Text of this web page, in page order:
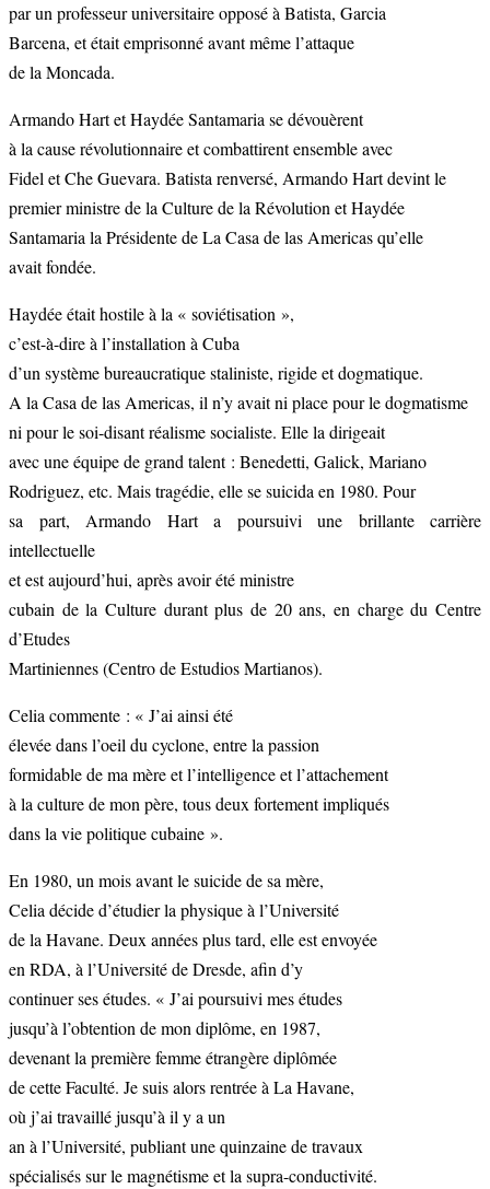
par un professeur universitaire opposé à Batista, Garcia
Barcena, et était emprisonné avant même l’attaque
de la Moncada.
Armando Hart et Haydée Santamaria se dévouèrent
à la cause révolutionnaire et combattirent ensemble avec
Fidel et Che Guevara. Batista renversé, Armando Hart devint le
premier ministre de la Culture de la Révolution et Haydée
Santamaria la Présidente de La Casa de las Americas qu’elle
avait fondée.
Haydée était hostile à la « soviétisation »,
c’est-à-dire à l’installation à Cuba
d’un système bureaucratique staliniste, rigide et dogmatique.
A la Casa de las Americas, il n’y avait ni place pour le dogmatisme
ni pour le soi-disant réalisme socialiste. Elle la dirigeait
avec une équipe de grand talent : Benedetti, Galick, Mariano
Rodriguez, etc. Mais tragédie, elle se suicida en 1980. Pour
sa part, Armando Hart a poursuivi une brillante carrière
intellectuelle
et est aujourd’hui, après avoir été ministre
cubain de la Culture durant plus de 20 ans, en charge du Centre
d’Etudes
Martiniennes (Centro de Estudios Martianos).
Celia commente : « J’ai ainsi été
élevée dans l’oeil du cyclone, entre la passion
formidable de ma mère et l’intelligence et l’attachement
à la culture de mon père, tous deux fortement impliqués
dans la vie politique cubaine ».
En 1980, un mois avant le suicide de sa mère,
Celia décide d’étudier la physique à l’Université
de la Havane. Deux années plus tard, elle est envoyée
en RDA, à l’Université de Dresde, afin d’y
continuer ses études. « J’ai poursuivi mes études
jusqu’à l’obtention de mon diplôme, en 1987,
devenant la première femme étrangère diplômée
de cette Faculté. Je suis alors rentrée à La Havane,
où j’ai travaillé jusqu’à il y a un
an à l’Université, publiant une quinzaine de travaux
spécialisés sur le magnétisme et la supra-conductivité.